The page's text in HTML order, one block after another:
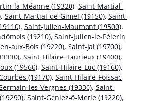
la-Méanne (19320), Saint-Martial-
, Saint-Martial-de-Gimel (19150), Saint-
, Saint-Julien-Maumont (19500),
(19210), Saint-Julien-le-Pèlerin
aux-Bois (19220), Saint-Jal (19700),
, Saint-Hilaire-Taurieux (19400),
(19560), Saint-Hilaire-Luc (19160),
(19170), Saint-Hilaire-Foissac
les-Vergnes (19330), Saint-
, Saint-Geniez-ô-Merle (19220),